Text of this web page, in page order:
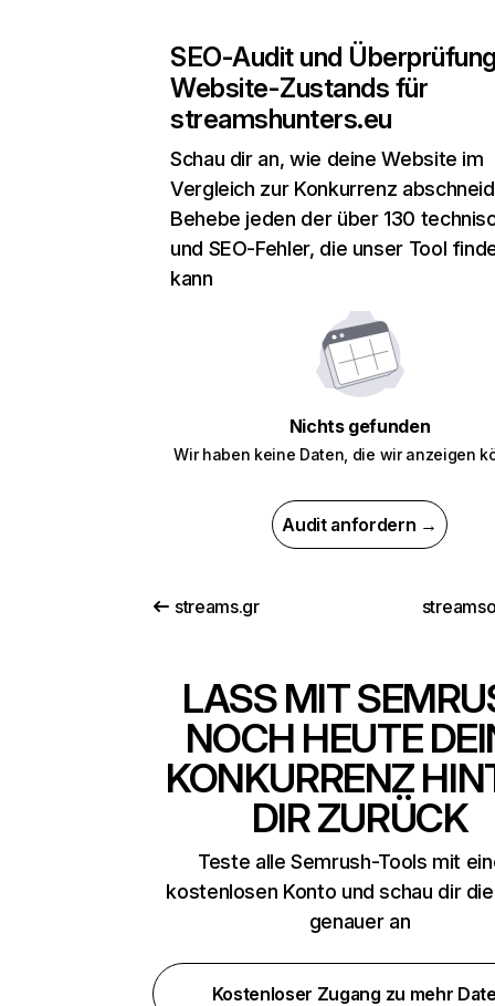
SEO-Audit und
Website-Zustands für
streamshunters.eu
Schau dir an, wie deine Website im
Vergleich zur Konkurrenz
Behebe jeden der über 130
und SEO-Fehler, die unser Tool
kann
Nichts gefunden
Wir haben keine Daten, die wir anzeigen
Audit anfordern →
streams.gr
LASS MIT
NOCH HEUTE
KONKURRENZ
DIR ZURÜCK
Teste alle Semrush-Tools mit
kostenlosen Konto und schau dir
genauer an
Kostenloser Zugang zu mehr